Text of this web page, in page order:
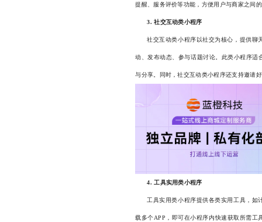
提醒、服务评价等功能，方便用户与商家之间
3. 社交互动类小程序
社交互动类小程序以社交为核心，提供聊
动、发布动态、参与话题讨论。此类小程序
与分享。同时，社交互动类小程序还支持邀请
4. 工具实用类小程序
工具实用类小程序提供各类实用工具，如
载多个APP，即可在小程序内快速获取所需